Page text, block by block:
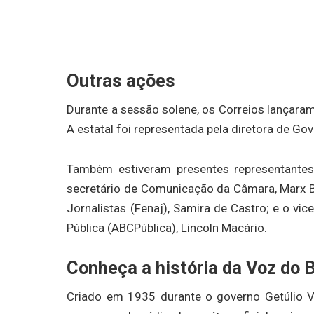
Outras ações
Durante a sessão solene, os Correios
A estatal foi representada pela diretora de
Também estiveram presentes
secretário de Comunicação da Câmara, Marx
Jornalistas (Fenaj), Samira de Castro; e o
Pública (ABCPública), Lincoln Macário.
Conheça a história da Voz do
Criado em 1935 durante o governo Getúlio